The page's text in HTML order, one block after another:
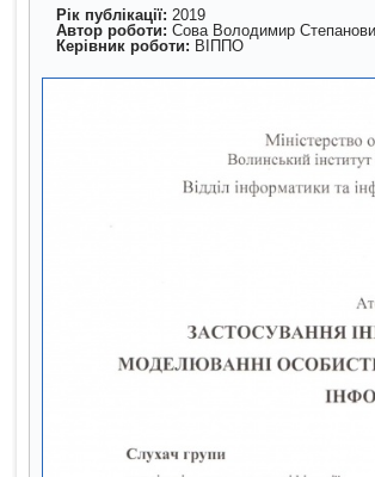
Рік публікації: 2019
Автор роботи: Сова Володимир
Керівник роботи: ВІППО